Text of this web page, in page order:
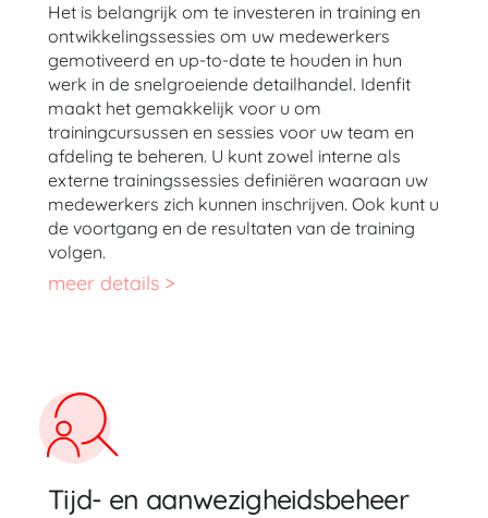
Het is belangrijk om te investeren in training en
ontwikkelingssessies om uw medewerkers
gemotiveerd en up-to-date te houden in hun
werk in de snelgroeiende detailhandel. Idenfit
maakt het gemakkelijk voor u om
trainingcursussen en sessies voor uw team en
afdeling te beheren. U kunt zowel interne als
externe trainingssessies definiëren waaraan uw
medewerkers zich kunnen inschrijven. Ook kunt u
de voortgang en de resultaten van de training
volgen.
meer details >
Tijd- en aanwezigheidsbeheer